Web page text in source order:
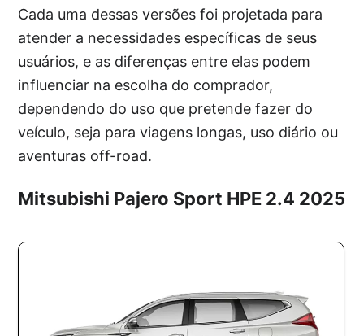
Cada uma dessas versões foi projetada para
atender a necessidades específicas de seus
usuários, e as diferenças entre elas podem
influenciar na escolha do comprador,
dependendo do uso que pretende fazer do
veículo, seja para viagens longas, uso diário ou
aventuras off-road.
Mitsubishi Pajero Sport HPE 2.4 2025